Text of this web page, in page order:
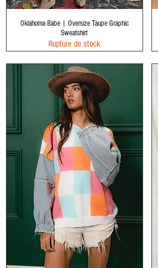
Aperçu rapide
Oklahoma Babe | Oversize Taupe Graphic
Sweatshirt
Rupture de stock